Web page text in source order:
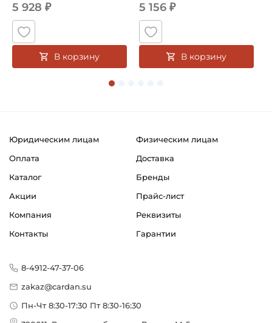
5 928 ₽
В корзину
5 156 ₽
В корзину
Юридическим лицам
Физическим лицам
Оплата
Доставка
Каталог
Бренды
Акции
Прайс-лист
Компания
Реквизиты
Контакты
Гарантии
8-4912-47-37-06
zakaz@cardan.su
Пн-Чт 8:30-17:30 Пт 8:30-16:30